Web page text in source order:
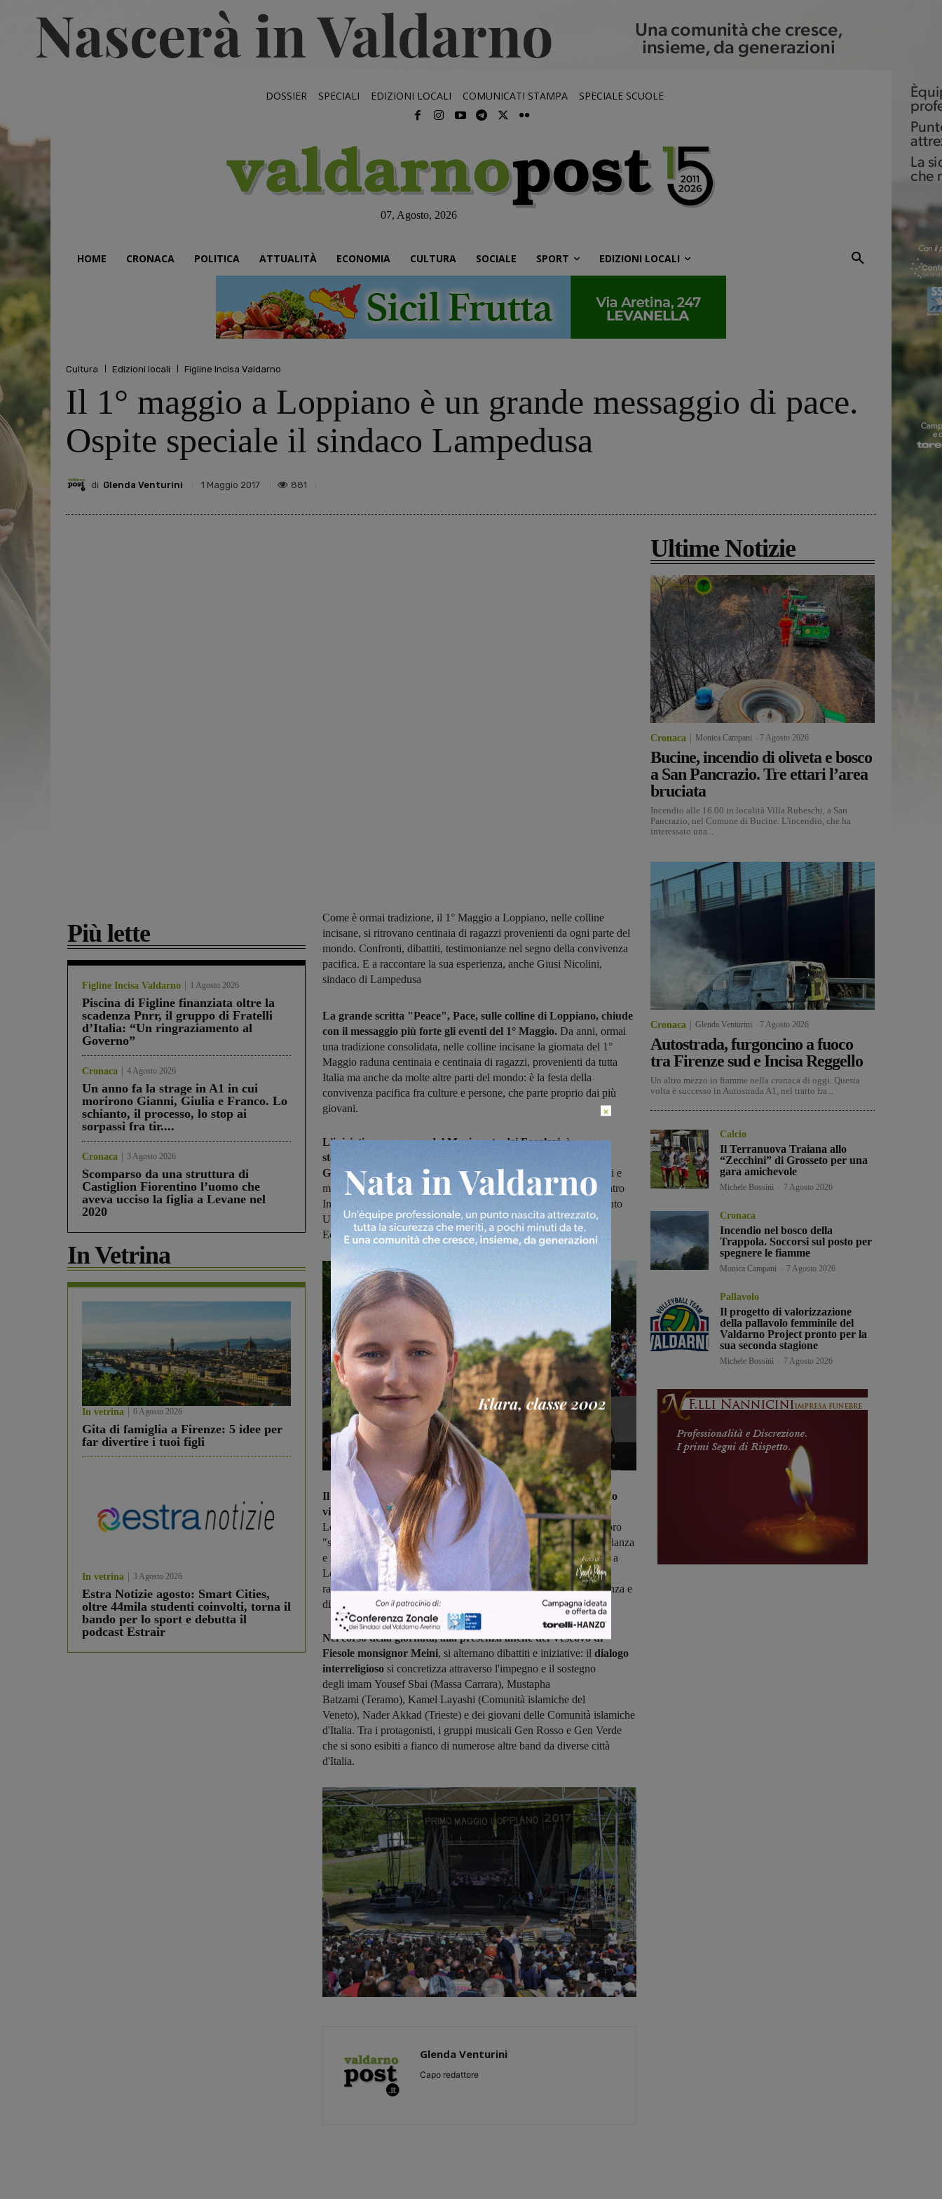
DOSSIER SPECIALI EDIZIONI LOCALI COMUNICATI STAMPA SPECIALE SCUOLE
07, Agosto, 2026
HOME CRONACA POLITICA ATTUALITÀ ECONOMIA CULTURA SOCIALE SPORT EDIZIONI LOCALI
Cultura Edizioni locali Figline Incisa Valdarno
Il 1° maggio a Loppiano è un grande messaggio di pace.
Ospite speciale il sindaco Lampedusa
di Glenda Venturini 1 Maggio 2017 881
Più lette
Figline Incisa Valdarno 1 Agosto 2026
Piscina di Figline finanziata oltre la
scadenza Pnrr, il gruppo di Fratelli
d’Italia: “Un ringraziamento al
Governo”
Cronaca 4 Agosto 2026
Un anno fa la strage in A1 in cui
morirono Gianni, Giulia e Franco. Lo
schianto, il processo, lo stop ai
sorpassi fra tir....
Cronaca 3 Agosto 2026
Scomparso da una struttura di
Castiglion Fiorentino l’uomo che
aveva ucciso la figlia a Levane nel
2020
In Vetrina
In vetrina 6 Agosto 2026
Gita di famiglia a Firenze: 5 idee per
far divertire i tuoi figli
In vetrina 3 Agosto 2026
Estra Notizie agosto: Smart Cities,
oltre 44mila studenti coinvolti, torna il
bando per lo sport e debutta il
podcast Estrair
Come è ormai tradizione, il 1° Maggio a Loppiano, nelle colline
incisane, si ritrovano centinaia di ragazzi provenienti da ogni parte del
mondo. Confronti, dibattiti, testimonianze nel segno della convivenza
pacifica. E a raccontare la sua esperienza, anche Giusi Nicolini,
sindaco di Lampedusa
La grande scritta "Peace", Pace, sulle colline di Loppiano, chiude
con il messaggio più forte gli eventi del 1° Maggio. Da anni, ormai
una tradizione consolidata, nelle colline incisane la giornata del 1°
Maggio raduna centinaia e centinaia di ragazzi, provenienti da tutta
Italia ma anche da molte altre parti del mondo: è la festa della
convivenza pacifica fra culture e persone, che parte proprio dai più
giovani.
L'iniziativa, promossa dal Movimento dei Focolari, è
stata preceduta da un meeting internazionale di tre giorni dei
Giovani per un Mondo Unitoin collaborazione con associazioni e
movimenti tra cui Nuovi Orizzonti, Comunità di Sant'Egidio, Centro
Internazionale La Pira, Living Peace, Rondine, Città Nuova, Istituto
Universitario Sophia, Barbiana, DanceLab, EcoOne, Sportmeet,
Economia disarmata, Il varco, Non dalla guerra.
Il 1° Maggio, però, è una giornata di festa, pensata come segno
visibile di integrazione e accoglienza. L'incontro collettivo a
Loppiano rappresenta il viaggio di tutti i popoli migranti, con le loro
"storie" che valicano confini, affidandosi al mare in cerca di fratellanza
e speranza. E proprio per questo è stata preziosa la testimonianza, a
Loppiano, di Giusi Nicolini, sindaco di Lampedusa, che ha
raccontato ai presenti le proprie esperienze quotidiane di accoglienza e
di lotta all'omertà e all'odio.
Nel corso della giornata, alla presenza anche del Vescovo di
Fiesole monsignor Meini, si alternano dibattiti e iniziative: il dialogo
interreligioso si concretizza attraverso l'impegno e il sostegno
degli imam Yousef Sbai (Massa Carrara), Mustapha
Batzami (Teramo), Kamel Layashi (Comunità islamiche del
Veneto), Nader Akkad (Trieste) e dei giovani delle Comunità islamiche
d'Italia. Tra i protagonisti, i gruppi musicali Gen Rosso e Gen Verde
che si sono esibiti a fianco di numerose altre band da diverse città
d'Italia.
Glenda Venturini
Capo redattore
Ultime Notizie
Cronaca Monica Campani 7 Agosto 2026
Bucine, incendio di oliveta e bosco
a San Pancrazio. Tre ettari l’area
bruciata
Incendio alle 16.00 in località Villa Rubeschi, a San
Pancrazio, nel Comune di Bucine. L'incendio, che ha
interessato una...
Cronaca Glenda Venturini 7 Agosto 2026
Autostrada, furgoncino a fuoco
tra Firenze sud e Incisa Reggello
Un altro mezzo in fiamme nella cronaca di oggi. Questa
volta è successo in Autostrada A1, nel tratto fra...
Calcio
Il Terranuova Traiana allo
“Zecchini” di Grosseto per una
gara amichevole
Michele Bossini 7 Agosto 2026
Cronaca
Incendio nel bosco della
Trappola. Soccorsi sul posto per
spegnere le fiamme
Monica Campani 7 Agosto 2026
Pallavolo
Il progetto di valorizzazione
della pallavolo femminile del
Valdarno Project pronto per la
sua seconda stagione
Michele Bossini 7 Agosto 2026
×